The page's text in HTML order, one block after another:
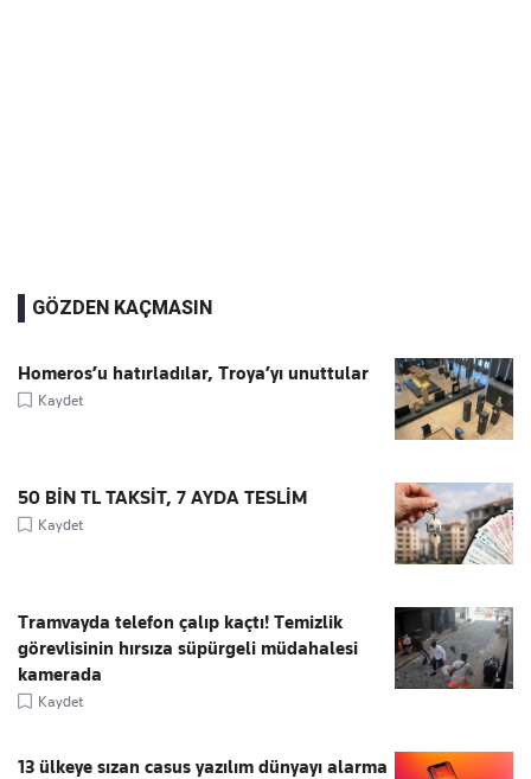
GÖZDEN KAÇMASIN
Homeros’u hatırladılar, Troya’yı unuttular
Kaydet
50 BİN TL TAKSİT, 7 AYDA TESLİM
Kaydet
Tramvayda telefon çalıp kaçtı! Temizlik
görevlisinin hırsıza süpürgeli müdahalesi
kamerada
Kaydet
13 ülkeye sızan casus yazılım dünyayı alarma